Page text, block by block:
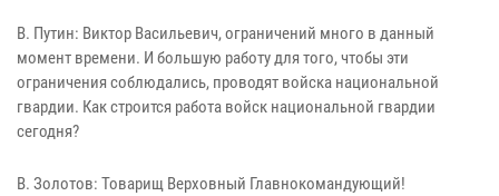
В. Путин: Виктор Васильевич, ограничений много в данный
момент времени. И большую работу для того, чтобы эти
ограничения соблюдались, проводят войска национальной
гвардии. Как строится работа войск национальной гвардии
сегодня?
В. Золотов: Товарищ Верховный Главнокомандующий!